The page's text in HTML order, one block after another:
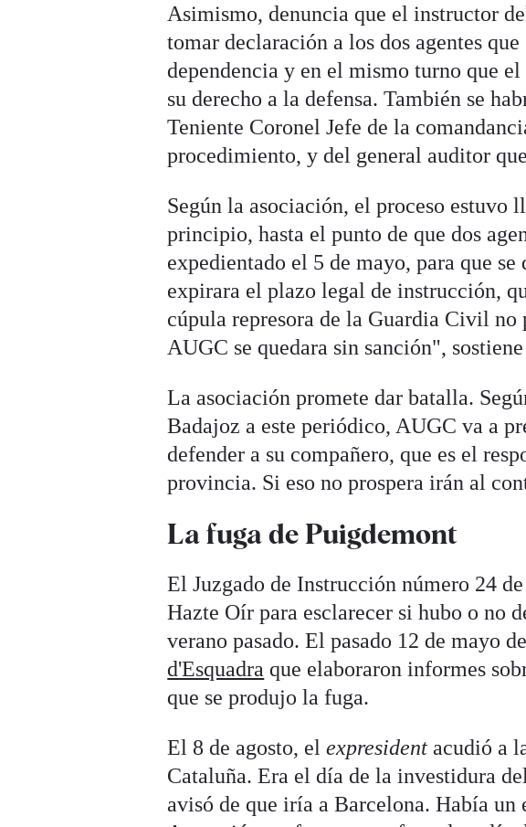
Asimismo, denuncia que el instructor
tomar declaración a los dos agentes
dependencia y en el mismo turno que
su derecho a la defensa. También se
Teniente Coronel Jefe de la
procedimiento, y del general auditor
Según la asociación, el proceso estuvo
principio, hasta el punto de que dos
expedientado el 5 de mayo, para que
expirara el plazo legal de instrucción,
cúpula represora de la Guardia Civil
AUGC se quedara sin sanción",
La asociación promete dar batalla.
Badajoz a este periódico, AUGC va a
defender a su compañero, que es el
provincia. Si eso no prospera irán al
La fuga de Puigdemont
El Juzgado de Instrucción número 24
Hazte Oír para esclarecer si hubo o no
verano pasado. El pasado 12 de mayo
d'Esquadra que elaboraron informes
que se produjo la fuga.
El 8 de agosto, elexpresident acudió a
Cataluña. Era el día de la investidura
avisó de que iría a Barcelona. Había un